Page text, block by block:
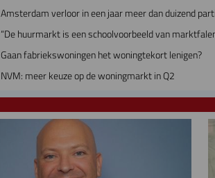
Amsterdam verloor in een jaar meer dan duizend
“De huurmarkt is een schoolvoorbeeld van
Gaan fabriekswoningen het woningtekort lenigen?
NVM: meer keuze op de woningmarkt in Q2